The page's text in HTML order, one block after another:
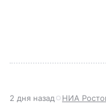
2 дня назад НИА